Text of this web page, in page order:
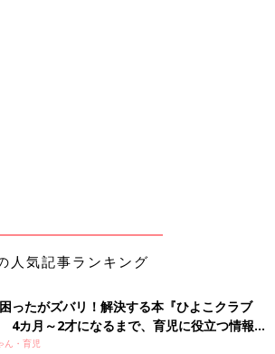
人気記事ランキング
ったがズバリ！解決する本『ひよこクラブ
カ月～2才になるまで、育児に役立つ情報が
！
ん・育児